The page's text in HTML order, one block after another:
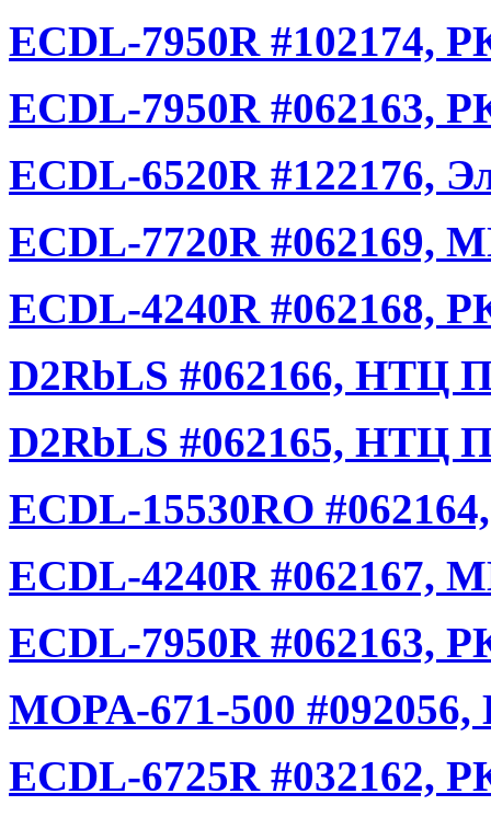
ECDL-7950R #102174,
ECDL-7950R #062163,
ECDL-6520R #122176,
ECDL-7720R #062169,
ECDL-4240R #062168,
D2RbLS #062166, НТЦ
D2RbLS #062165, НТЦ
ECDL-15530RO
ECDL-4240R #062167,
ECDL-7950R #062163,
MOPA-671-500
ECDL-6725R #032162,